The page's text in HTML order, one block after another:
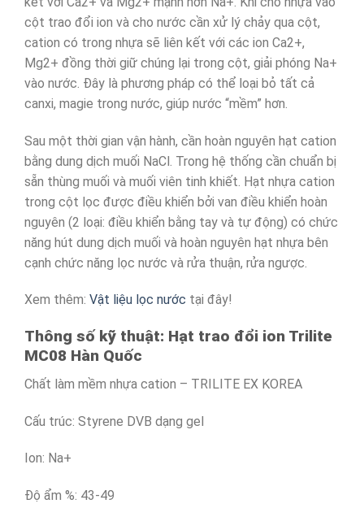
cột trao đổi ion và cho nước cần xử lý chảy qua cột,
cation có trong nhựa sẽ liên kết với các ion Ca2+,
Mg2+ đồng thời giữ chúng lại trong cột, giải phóng Na+
vào nước. Đây là phương pháp có thể loại bỏ tất cả
canxi, magie trong nước, giúp nước “mềm” hơn.
Sau một thời gian vận hành, cần hoàn nguyên hạt cation
bằng dung dịch muối NaCl. Trong hệ thống cần chuẩn bị
sẵn thùng muối và muối viên tinh khiết. Hạt nhựa cation
trong cột lọc được điều khiển bởi van điều khiển hoàn
nguyên (2 loại: điều khiển bằng tay và tự động) có chức
năng hút dung dịch muối và hoàn nguyên hạt nhựa bên
cạnh chức năng lọc nước và rửa thuận, rửa ngược.
Xem thêm: Vật liệu lọc nước tại đây!
Thông số kỹ thuật: Hạt trao đổi ion Trilite
MC08 Hàn Quốc
Chất làm mềm nhựa cation – TRILITE EX KOREA
Cấu trúc: Styrene DVB dạng gel
Ion: Na+
Độ ẩm %: 43-49